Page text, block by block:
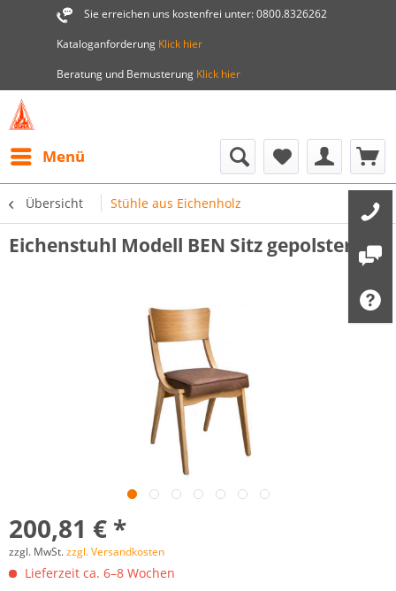
Sie erreichen uns kostenfrei unter: 0800.8326262
Kataloganforderung Klick hier
Beratung und Bemusterung Klick hier
Menü
Übersicht Stühle aus Eichenholz
Eichenstuhl Modell BEN Sitz gepolstert
200,81 € *
zzgl. MwSt.zzgl. Versandkosten
Lieferzeit ca. 6–8 Wochen